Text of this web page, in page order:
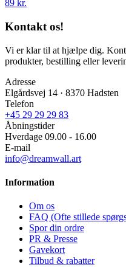
89 kr.
Kontakt os!
Vi er klar til at hjælpe dig.
produkter, bestilling eller
Adresse
Elgårdsvej 14 · 8370 Hadsten
Telefon
+45 29 29 29 83
Åbningstider
Hverdage 09.00 - 16.00
E-mail
info@dreamwall.art
Information
Om os
FAQ (Ofte stillede
Spor din ordre
PR & Presse
Gavekort
Tilbud & rabatter